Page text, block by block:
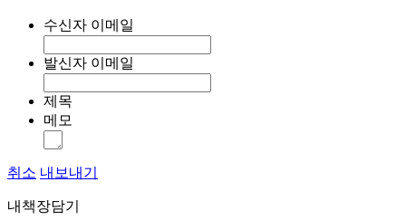
수신자 이메일
발신자 이메일
제목
메모
취소 내보내기
내책장담기